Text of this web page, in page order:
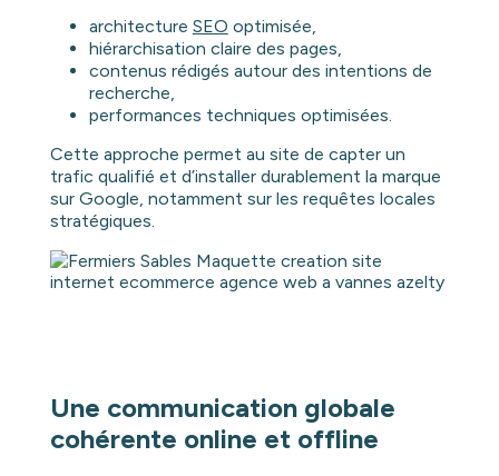
architecture SEO optimisée,
hiérarchisation claire des pages,
contenus rédigés autour des intentions de
recherche,
performances techniques optimisées.
Cette approche permet au site de capter un
trafic qualifié et d’installer durablement la marque
sur Google, notamment sur les requêtes locales
stratégiques.
Une communication globale
cohérente online et offline